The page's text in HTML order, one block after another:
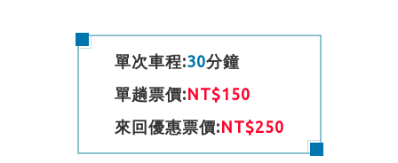
單次車程:30分鐘
單趟票價:NT$150
來回優惠票價:NT$250